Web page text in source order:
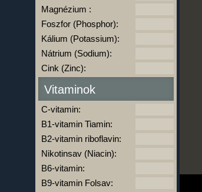
-
Magnézium :
Foszfor (Phosphor):
Kálium (Potassium):
Nátrium (Sodium):
Cink (Zinc):
Vitaminok
C-vitamin:
B1-vitamin Tiamin:
B2-vitamin riboflavin:
Nikotinsav (Niacin):
B6-vitamin:
B9-vitamin Folsav: